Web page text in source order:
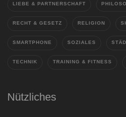
LIEBE & PARTNERSCHAFT
RECHT & GESETZ RELIGION
SMARTPHONE SOZIALES
TECHNIK TRAINING & FITNESS
Nützliches